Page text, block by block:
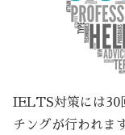
IELTS対策には30
チングが行われま